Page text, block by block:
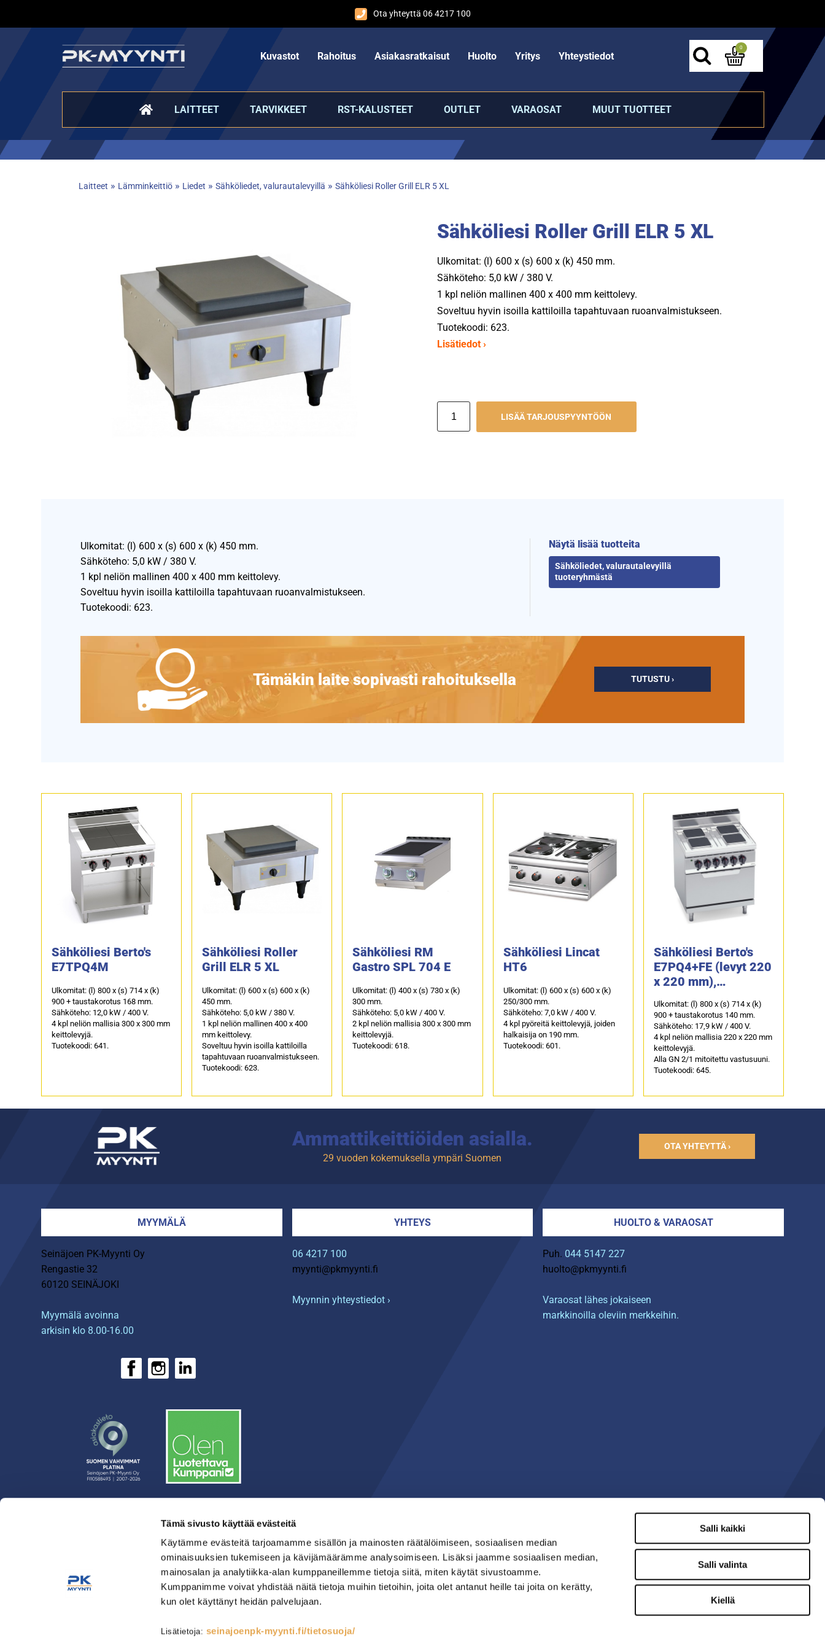
Tämä sivusto käyttää evästeitä
Käytämme evästeitä tarjoamamme sisällön ja mainosten räätälöimiseen, sosiaalisen median
ominaisuuksien tukemiseen ja kävijämäärämme analysoimiseen. Lisäksi jaamme sosiaalisen median,
mainosalan ja analytiikka-alan kumppaneillemme tietoja siitä, miten käytät sivustoamme.
Kumppanimme voivat yhdistää näitä tietoja muihin tietoihin, joita olet antanut heille tai joita on kerätty,
kun olet käyttänyt heidän palvelujaan.
Lisätietoja: seinajoenpk-myynti.fi/tietosuoja/
Salli kaikki
Salli valinta
Kiellä
Ota yhteyttä 06 4217 100
Kuvastot Rahoitus Asiakasratkaisut Huolto Yritys Yhteystiedot
0
LAITTEET TARVIKKEET RST-KALUSTEET OUTLET VARAOSAT MUUT TUOTTEET
Laitteet » Lämminkeittiö» Liedet » Sähköliedet, valurautalevyillä » Sähköliesi Roller Grill ELR 5 XL
Sähköliesi Roller Grill ELR 5 XL
Ulkomitat: (l) 600 x (s) 600 x (k) 450 mm.
Sähköteho: 5,0 kW / 380 V.
1 kpl neliön mallinen 400 x 400 mm keittolevy.
Soveltuu hyvin isoilla kattiloilla tapahtuvaan ruoanvalmistukseen.
Tuotekoodi: 623.
Lisätiedot ›
LISÄÄ TARJOUSPYYNTÖÖN
Ulkomitat: (l) 600 x (s) 600 x (k) 450 mm.
Sähköteho: 5,0 kW / 380 V.
1 kpl neliön mallinen 400 x 400 mm keittolevy.
Soveltuu hyvin isoilla kattiloilla tapahtuvaan ruoanvalmistukseen.
Tuotekoodi: 623.
Näytä lisää tuotteita
Sähköliedet, valurautalevyillä
tuoteryhmästä
Tämäkin laite sopivasti rahoituksella TUTUSTU ›
Sähköliesi Berto's
E7TPQ4M
Ulkomitat: (l) 800 x (s) 714 x (k)
900 + taustakorotus 168 mm.
Sähköteho: 12,0 kW / 400 V.
4 kpl neliön mallisia 300 x 300 mm
keittolevyjä.
Tuotekoodi: 641.
Sähköliesi Roller
Grill ELR 5 XL
Ulkomitat: (l) 600 x (s) 600 x (k)
450 mm.
Sähköteho: 5,0 kW / 380 V.
1 kpl neliön mallinen 400 x 400
mm keittolevy.
Soveltuu hyvin isoilla kattiloilla
tapahtuvaan ruoanvalmistukseen.
Tuotekoodi: 623.
Sähköliesi RM
Gastro SPL 704 E
Ulkomitat: (l) 400 x (s) 730 x (k)
300 mm.
Sähköteho: 5,0 kW / 400 V.
2 kpl neliön mallisia 300 x 300 mm
keittolevyjä.
Tuotekoodi: 618.
Sähköliesi Lincat
HT6
Ulkomitat: (l) 600 x (s) 600 x (k)
250/300 mm.
Sähköteho: 7,0 kW / 400 V.
4 kpl pyöreitä keittolevyjä, joiden
halkaisija on 190 mm.
Tuotekoodi: 601.
Sähköliesi Berto's
E7PQ4+FE (levyt 220
x 220 mm),
Ulkomitat: (l) 800 x (s) 714 x (k)
900 + taustakorotus 140 mm.
Sähköteho: 17,9 kW / 400 V.
4 kpl neliön mallisia 220 x 220 mm
keittolevyjä.
Alla GN 2/1 mitoitettu vastusuuni.
Tuotekoodi: 645.
Ammattikeittiöiden asialla.
29 vuoden kokemuksella ympäri Suomen
OTA YHTEYTTÄ ›
MYYMÄLÄ
Seinäjoen PK-Myynti Oy
Rengastie 32
60120 SEINÄJOKI
Myymälä avoinna
arkisin klo 8.00-16.00
YHTEYS
06 4217 100
myynti@pkmyynti.fi
Myynnin yhteystiedot ›
HUOLTO & VARAOSAT
Puh. 044 5147 227
huolto@pkmyynti.fi
Varaosat lähes jokaiseen
markkinoilla oleviin merkkeihin.
› Yritys
› Yhteystiedot